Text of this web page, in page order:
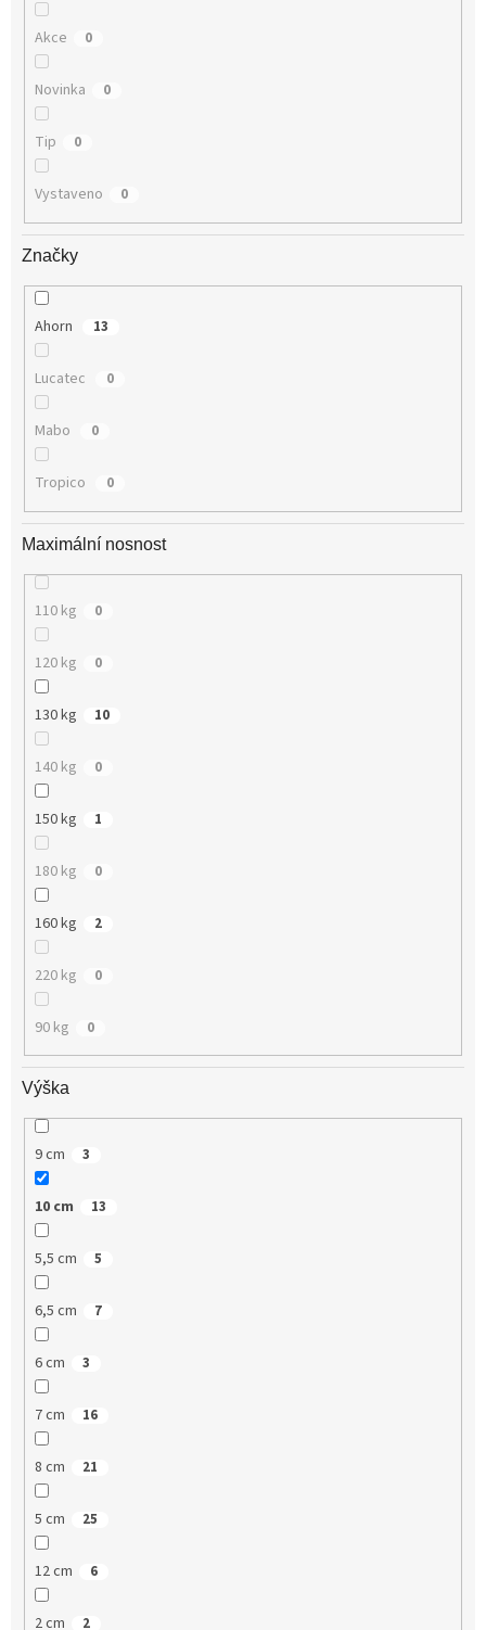
Akce 0
Novinka 0
Tip 0
Vystaveno 0
Značky
Ahorn 13
Lucatec 0
Mabo 0
Tropico 0
Maximální nosnost
110 kg 0
120 kg 0
130 kg 10
140 kg 0
150 kg 1
180 kg 0
160 kg 2
220 kg 0
90 kg 0
Výška
9 cm 3
10 cm 13
5,5 cm 5
6,5 cm 7
6 cm 3
7 cm 16
8 cm 21
5 cm 25
12 cm 6
2 cm 2